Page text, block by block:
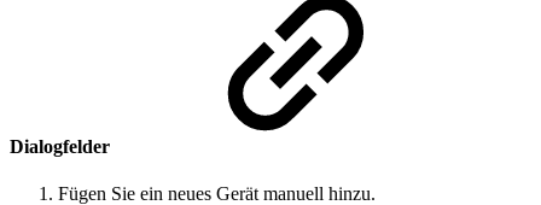
Dialogfelder
Fügen Sie ein neues Gerät manuell hinzu.